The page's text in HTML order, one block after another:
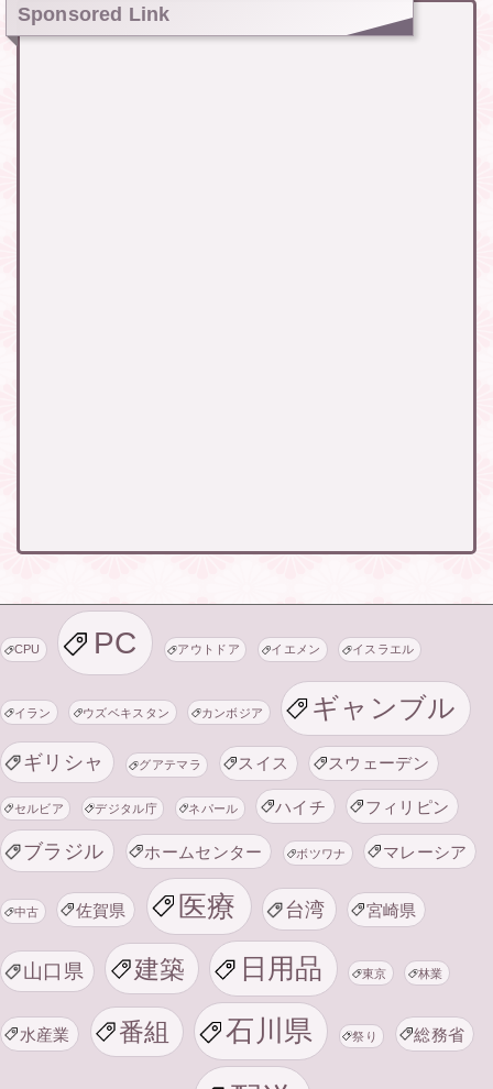
Sponsored Link
CPU PC アウトドア イエメン イスラエル
イラン ウズベキスタン カンボジア ギャンブル
ギリシャ グアテマラ スイス スウェーデン
セルビア デジタル庁 ネパール ハイチ フィリピン
ブラジル ホームセンター ボツワナ マレーシア
中古 佐賀県 医療 台湾 宮崎県
山口県 建築 日用品 東京 林業
水産業 番組 石川県 祭り 総務省